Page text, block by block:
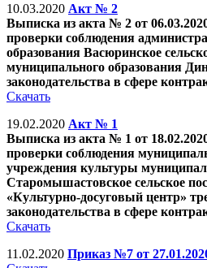
10.03.2020 Акт № 2
Выписка из акта № 2 от
проверки соблюдения
образования Васюринское
муниципального образования
законодательства в сфере
Скачать
19.02.2020 Акт № 1
Выписка из акта № 1 от
проверки соблюдения
учреждения культуры
Старомышастовское сельское
«Культурно-досуговый центр»
законодательства в сфере
Скачать
11.02.2020 Приказ №7 от